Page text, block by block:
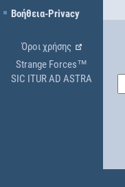
Βοήθεια-Privacy
Όροι χρήσης
Strange Forces™
SIC ITUR AD ASTRA